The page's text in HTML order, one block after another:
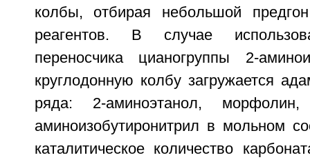
колбы, отбирая небольшой
реагентов. В случае
переносчика цианогруппы 2-
круглодонную колбу загружается
ряда: 2-аминоэтанол,
аминоизобутиронитрил в мольном
каталитическое количество